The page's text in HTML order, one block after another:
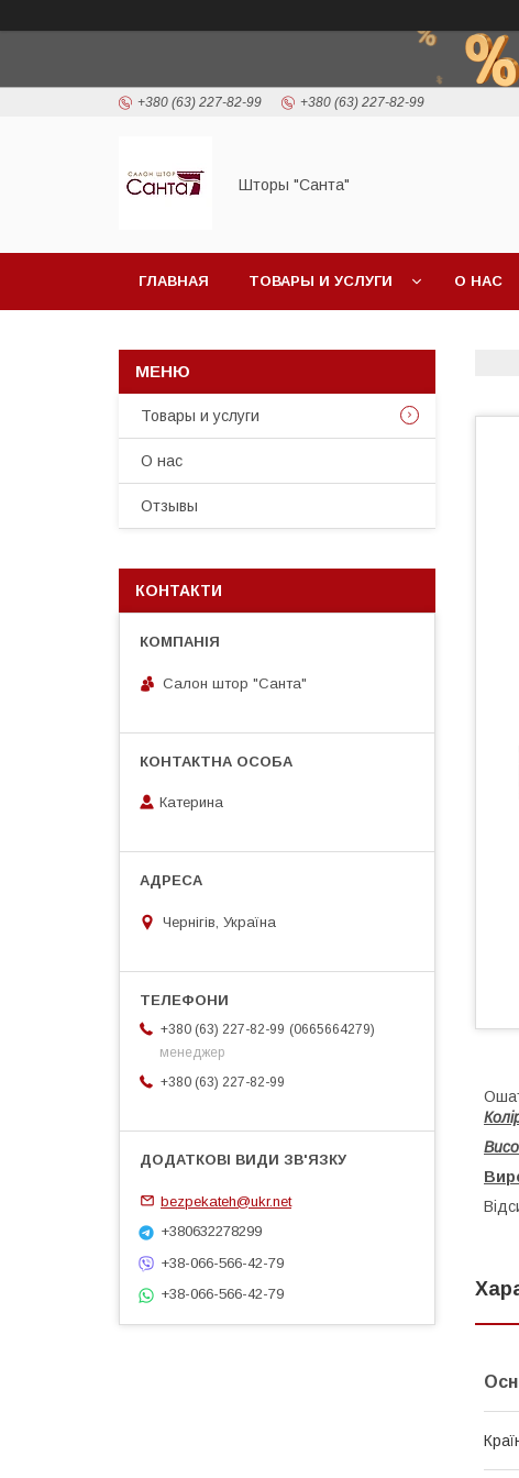
+380 (63) 227-82-99 +380 (63) 227-82-99
Шторы "Санта"
ГЛАВНАЯ ТОВАРЫ И УСЛУГИ О НАС
Товары и услуги
О нас
Отзывы
КОНТАКТИ
Салон штор "Санта"
Катерина
Чернігів, Україна
+380 (63) 227-82-99
0665664279
менеджер
+380 (63) 227-82-99
bezpekateh@ukr.net
+380632278299
+38-066-566-42-79
+38-066-566-42-79